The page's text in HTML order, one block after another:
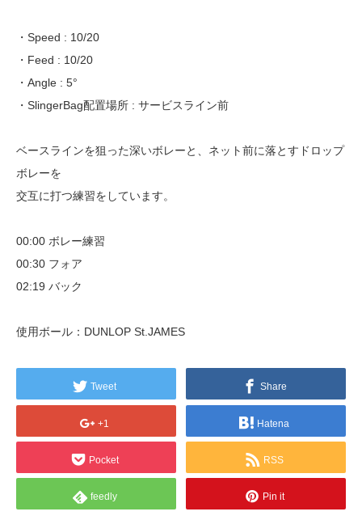
・Speed : 10/20
・Feed : 10/20
・Angle : 5°
・SlingerBag配置場所 : サービスライン前
ベースラインを狙った深いボレーと、ネット前に落とすドロップ
ボレーを
交互に打つ練習をしています。
00:00 ボレー練習
00:30 フォア
02:19 バック
使用ボール：DUNLOP St.JAMES
Tweet Share
+1 Hatena
Pocket RSS
feedly Pin it